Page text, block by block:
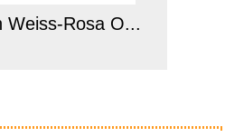
Weiss-Rosa O...